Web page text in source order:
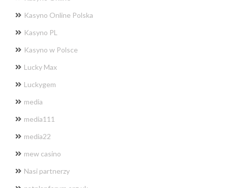
Kasyno Online Polska
Kasyno PL
Kasyno w Polsce
Lucky Max
Luckygem
media
media111
media22
mew casino
Nasi partnerzy